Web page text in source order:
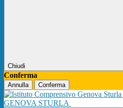
Chiudi
Conferma
Annulla Conferma
GENOVA STURLA